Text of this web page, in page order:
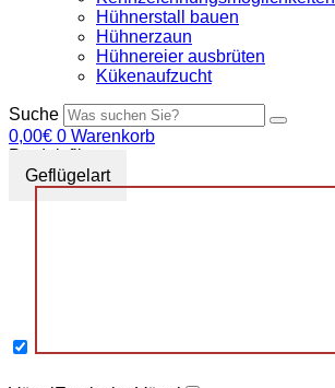
Hühnerstall bauen
Hühnerzaun
Hühnereier ausbrüten
Kükenaufzucht
Suche
0,00€ 0 Warenkorb
Produktfilter
Geflügelart